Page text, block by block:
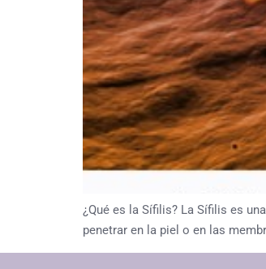
¿Qué es la Sífilis? La Sífilis es
penetrar en la piel o en las